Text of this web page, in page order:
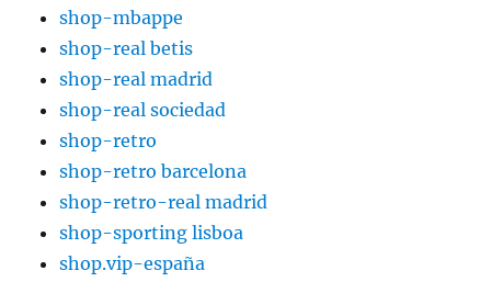
shop-mbappe
shop-real betis
shop-real madrid
shop-real sociedad
shop-retro
shop-retro barcelona
shop-retro-real madrid
shop-sporting lisboa
shop.vip-españa